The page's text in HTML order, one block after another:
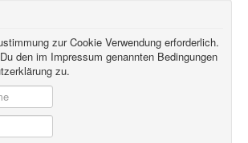
zur Cookie Verwendung erforderlich.
den im Impressum genannten Bedingungen
zu.